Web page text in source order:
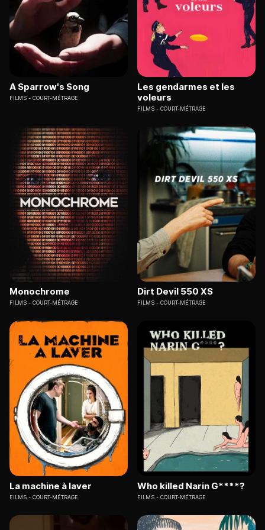
A Sparrow's Song
FILMS COURT-MÉTRAGE
Les gendarmes et les
voleurs
FILMS COURT-MÉTRAGE
Monochrome
FILMS COURT-MÉTRAGE
Dirt Devil 550 XS
FILMS COURT-MÉTRAGE
La machine à laver
FILMS COURT-MÉTRAGE
Who killed Narin G****?
FILMS COURT-MÉTRAGE